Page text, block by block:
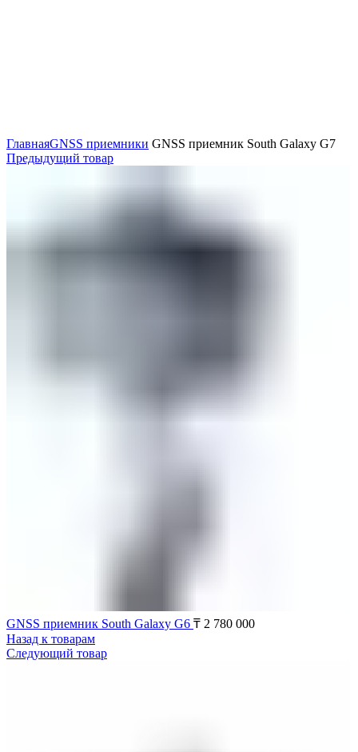
ГлавнаяGNSS приемники GNSS приемник South Galaxy G7
Предыдущий товар
GNSS приемник South Galaxy G6 ₸ 2 780 000
Назад к товарам
Следующий товар